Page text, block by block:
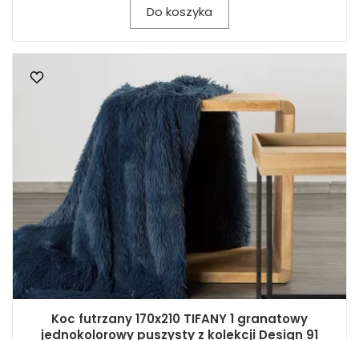
Do koszyka
Koc futrzany 170x210 TIFANY 1 granatowy
jednokolorowy puszysty z kolekcji Design 91